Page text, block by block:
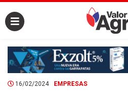
16/02/2024 EMPRESAS